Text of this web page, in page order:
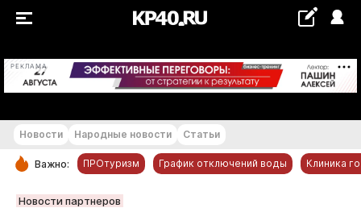
РЕКЛАМА +18...+19 °С
РУБРИКИ
Новости Народные новости Статьи
Важно: ПРОтуризм График отключений воды Клиника
Новости партнеров